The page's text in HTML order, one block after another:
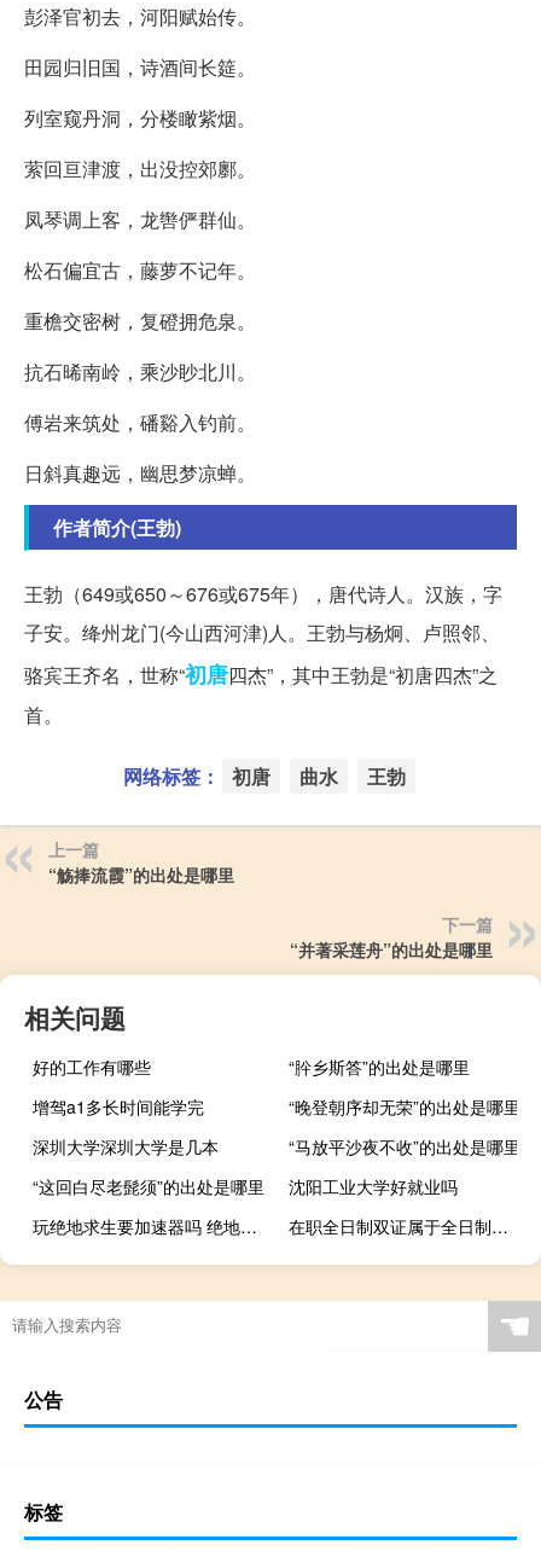
彭泽官初去，河阳赋始传。
田园归旧国，诗酒间长筵。
列室窥丹洞，分楼瞰紫烟。
萦回亘津渡，出没控郊鄽。
凤琴调上客，龙辔俨群仙。
松石偏宜古，藤萝不记年。
重檐交密树，复磴拥危泉。
抗石晞南岭，乘沙眇北川。
傅岩来筑处，磻谿入钓前。
日斜真趣远，幽思梦凉蝉。
作者简介(王勃)
王勃（649或650～676或675年），唐代诗人。汉族，字
子安。绛州龙门(今山西河津)人。王勃与杨炯、卢照邻、
骆宾王齐名，世称“初唐四杰”，其中王勃是“初唐四杰”之
首。
网络标签： 初唐 曲水 王勃
上一篇
“觞捧流霞”的出处是哪里
下一篇
“并著采莲舟”的出处是哪里
相关问题
好的工作有哪些
“肸乡斯答”的出处是哪里
增驾a1多长时间能学完
“晚登朝序却无荣”的出处是哪里
深圳大学深圳大学是几本
“马放平沙夜不收”的出处是哪里
“这回白尽老髭须”的出处是哪里
沈阳工业大学好就业吗
玩绝地求生要加速器吗 绝地求生加速器哪个好
在职全日制双证属于全日制吗含金量如何
☚
公告
标签